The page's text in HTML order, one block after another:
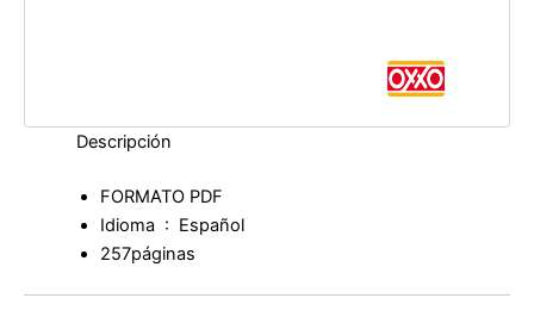
Descripción
FORMATO PDF
Idioma ‏ : ‎ Español
257páginas